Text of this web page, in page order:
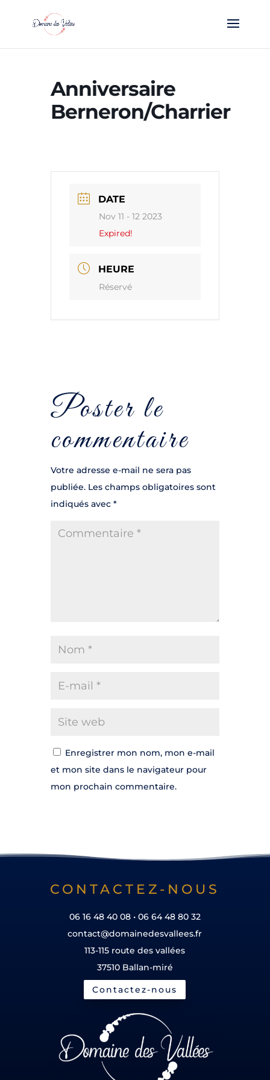
Anniversaire
Berneron/Charrier
DATE
Nov 11 - 12 2023
Expired!
HEURE
Réservé
Poster le
commentaire
Votre adresse e-mail ne sera pas
publiée. Les champs obligatoires sont
indiqués avec *
Enregistrer mon nom, mon e-mail
et mon site dans le navigateur pour
mon prochain commentaire.
CONTACTEZ-NOUS
06 16 48 40 08 • 06 64 48 80 32
contact@domainedesvallees.fr
113-115 route des vallées
37510 Ballan-miré
Contactez-nous